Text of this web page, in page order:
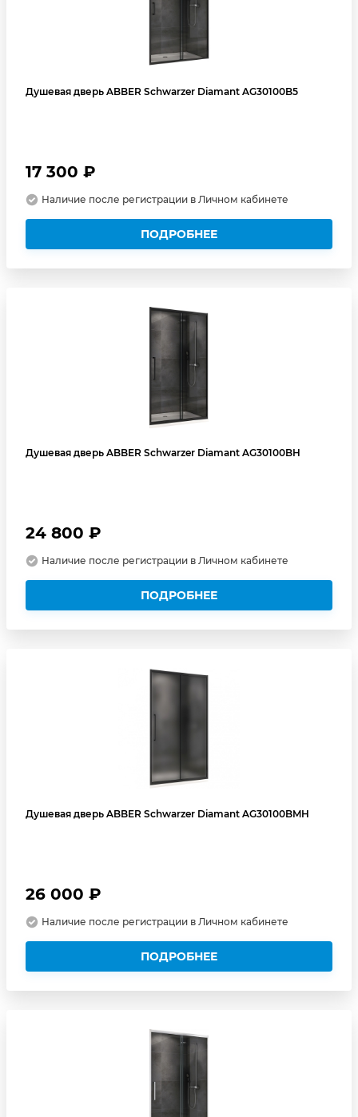
Душевая дверь ABBER Schwarzer Diamant AG30100B5
17 300 ₽
Наличие после регистрации в Личном кабинете
ПОДРОБНЕЕ
Душевая дверь ABBER Schwarzer Diamant AG30100BH
24 800 ₽
Наличие после регистрации в Личном кабинете
ПОДРОБНЕЕ
Душевая дверь ABBER Schwarzer Diamant AG30100BMH
26 000 ₽
Наличие после регистрации в Личном кабинете
ПОДРОБНЕЕ